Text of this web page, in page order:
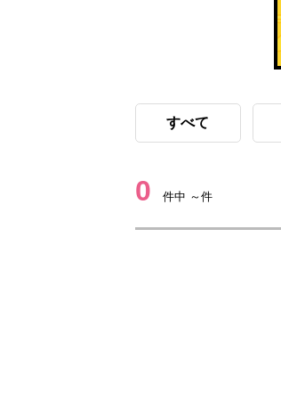
すべて
0 件中 ～件